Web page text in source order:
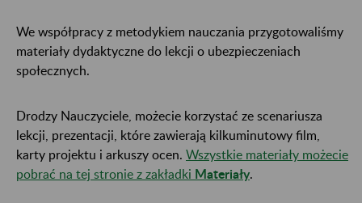
We współpracy z metodykiem nauczania przygotowaliśmy
materiały dydaktyczne do lekcji o ubezpieczeniach
społecznych.
Drodzy Nauczyciele, możecie korzystać ze scenariusza
lekcji, prezentacji, które zawierają kilkuminutowy film,
karty projektu i arkuszy ocen. Wszystkie materiały możecie
pobrać na tej stronie z zakładki Materiały.